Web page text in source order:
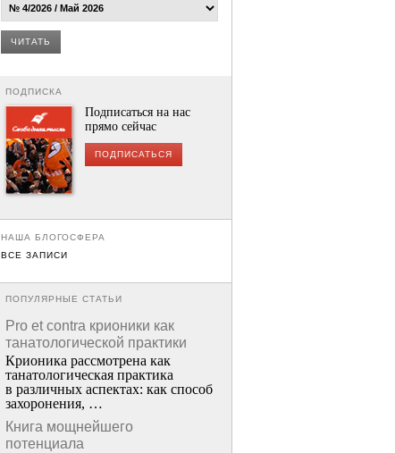
ЧИТАТЬ
ПОДПИСКА
Подписаться на нас
прямо сейчас
ПОДПИСАТЬСЯ
НАША БЛОГОСФЕРА
ВСЕ ЗАПИСИ
ПОПУЛЯРНЫЕ СТАТЬИ
Pro et contra крионики как
танатологической практики
Крионика рассмотрена как
танатологическая практика
в различных аспектах: как способ
захоронения, …
Книга мощнейшего
потенциала